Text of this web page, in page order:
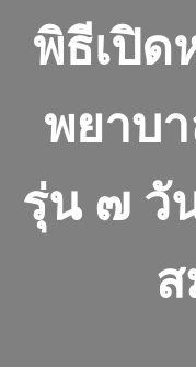
พิธีเปิด
พยาบ
รุ่น ๗ วั